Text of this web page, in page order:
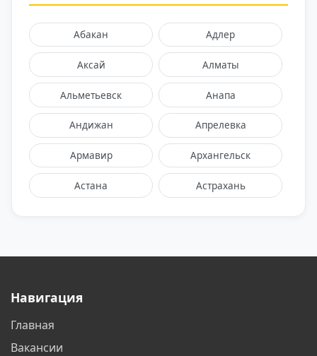
Абакан Адлер
Аксай Алматы
Альметьевск Анапа
Андижан Апрелевка
Армавир Архангельск
Астана Астрахань
Бишкек
Навигация
Главная
Вакансии